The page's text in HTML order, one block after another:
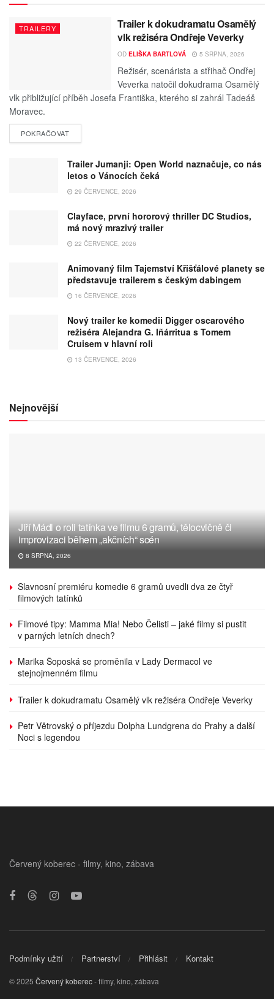
TRAILERY
Trailer k dokudramatu Osamělý
vlk režiséra Ondřeje Veverky
OD ELIŠKA BARTLOVÁ 5 SRPNA, 2026
Režisér, scenárista a střihač Ondřej
Veverka natočil dokudrama Osamělý
vlk přibližující příběh Josefa Františka, kterého si zahrál Tadeáš
Moravec.
POKRAČOVAT
Trailer Jumanji: Open World naznačuje, co nás
letos o Vánocích čeká
29 ČERVENCE, 2026
Clayface, první hororový thriller DC Studios,
má nový mrazivý trailer
22 ČERVENCE, 2026
Animovaný film Tajemství Křišťálové planety se
představuje trailerem s českým dabingem
16 ČERVENCE, 2026
Nový trailer ke komedii Digger oscarového
režiséra Alejandra G. Iñárritua s Tomem
Cruisem v hlavní roli
13 ČERVENCE, 2026
Nejnovější
Jiří Mádl o roli tatínka ve filmu 6 gramů, tělocvičně či
improvizaci během „akčních“ scén
8 SRPNA, 2026
Slavnosní premiéru komedie 6 gramů uvedli dva ze čtyř
filmových tatínků
Filmové tipy: Mamma Mia! Nebo Čelisti – jaké filmy si pustit
v parných letních dnech?
Marika Šoposká se proměnila v Lady Dermacol ve
stejnojmenném filmu
Trailer k dokudramatu Osamělý vlk režiséra Ondřeje Veverky
Petr Větrovský o příjezdu Dolpha Lundgrena do Prahy a další
Noci s legendou
Červený koberec - filmy, kino, zábava
Podmínky užití Partnerství Přihlásit Kontakt
© 2025 Červený koberec- filmy, kino, zábava